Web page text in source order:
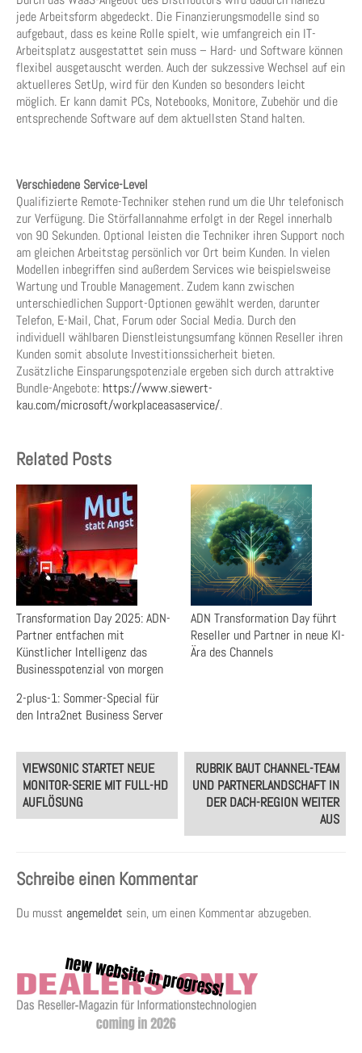
jede Arbeitsform abgedeckt. Die Finanzierungsmodelle sind so
aufgebaut, dass es keine Rolle spielt, wie umfangreich ein IT-
Arbeitsplatz ausgestattet sein muss – Hard- und Software können
flexibel ausgetauscht werden. Auch der sukzessive Wechsel auf ein
aktuelleres SetUp, wird für den Kunden so besonders leicht
möglich. Er kann damit PCs, Notebooks, Monitore, Zubehör und die
entsprechende Software auf dem aktuellsten Stand halten.
Verschiedene Service-Level
Qualifizierte Remote-Techniker stehen rund um die Uhr telefonisch
zur Verfügung. Die Störfallannahme erfolgt in der Regel innerhalb
von 90 Sekunden. Optional leisten die Techniker ihren Support noch
am gleichen Arbeitstag persönlich vor Ort beim Kunden. In vielen
Modellen inbegriffen sind außerdem Services wie beispielsweise
Wartung und Trouble Management. Zudem kann zwischen
unterschiedlichen Support-Optionen gewählt werden, darunter
Telefon, E-Mail, Chat, Forum oder Social Media. Durch den
individuell wählbaren Dienstleistungsumfang können Reseller ihren
Kunden somit absolute Investitionssicherheit bieten.
Zusätzliche Einsparungspotenziale ergeben sich durch attraktive
Bundle-Angebote: https://www.siewert-
kau.com/microsoft/workplaceasaservice/.
Related Posts
Transformation Day 2025: ADN-
Partner entfachen mit
Künstlicher Intelligenz das
Businesspotenzial von morgen
ADN Transformation Day führt
Reseller und Partner in neue KI-
Ära des Channels
2-plus-1: Sommer-Special für
den Intra2net Business Server
Post
navigation
VIEWSONIC STARTET NEUE
MONITOR-SERIE MIT FULL-HD
AUFLÖSUNG
RUBRIK BAUT CHANNEL-TEAM
UND PARTNERLANDSCHAFT IN
DER DACH-REGION WEITER
AUS
Schreibe einen Kommentar
Du musst angemeldet sein, um einen Kommentar abzugeben.